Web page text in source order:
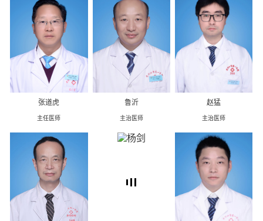
张道虎
主任医师
鲁沂
主治医师
赵猛
主治医师